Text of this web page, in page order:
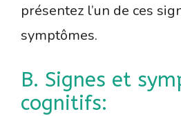
présentez l’un de ces
symptômes.
B. Signes et
cognitifs: